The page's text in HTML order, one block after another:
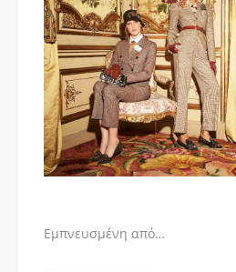
Εμπνευσμένη από…